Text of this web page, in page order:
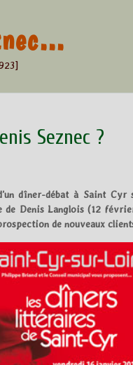
Seznec ?
dîner-débat à Saint Cyr
Denis Langlois (12
de nouveaux